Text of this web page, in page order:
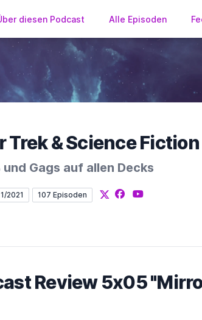
diesen Podcast Alle Episoden
und Gags auf allen Decks
2021 107 Episoden X Facebook
YouTube
Review 5x05